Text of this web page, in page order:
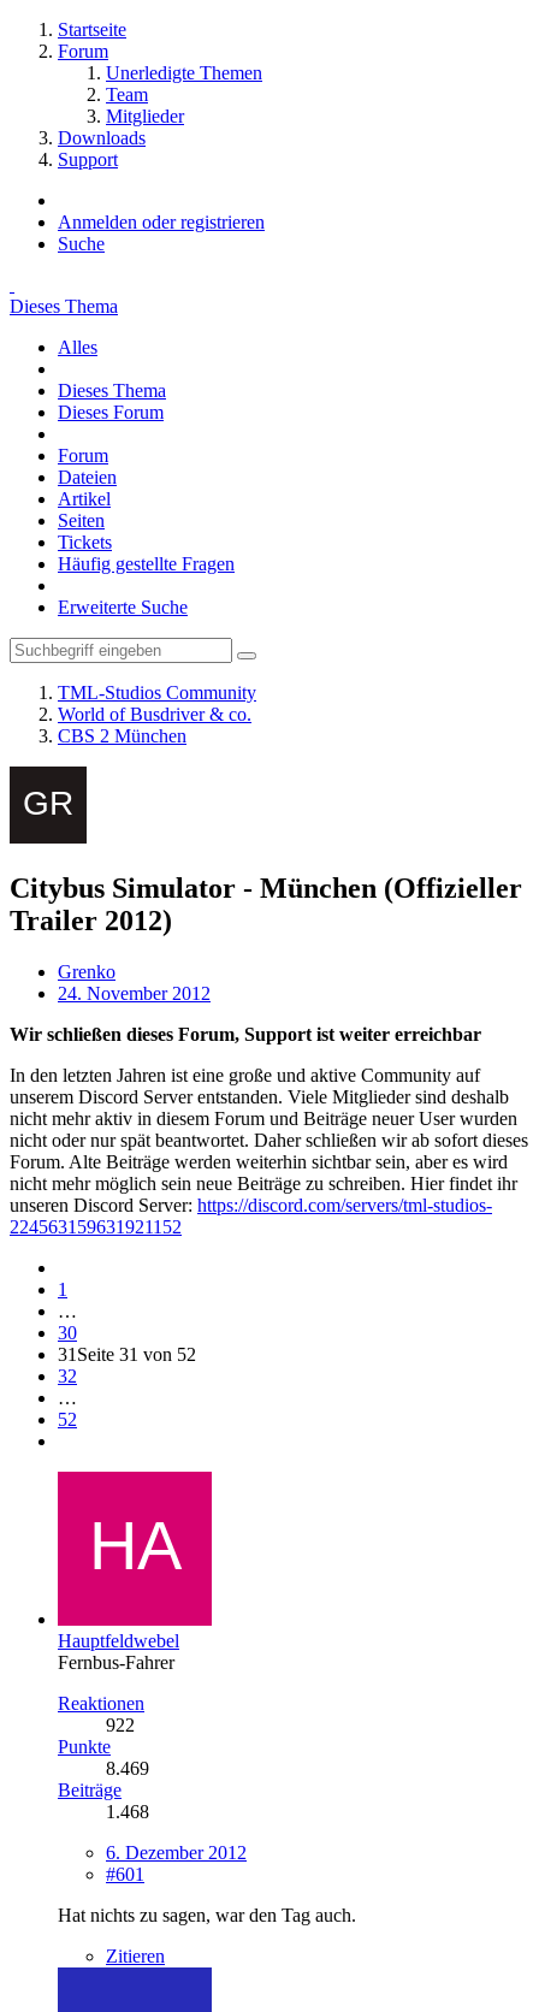
Startseite
Forum
Unerledigte Themen
Team
Mitglieder
Downloads
Support
Anmelden oder registrieren
Suche
Dieses Thema
Alles
Dieses Thema
Dieses Forum
Forum
Dateien
Artikel
Seiten
Tickets
Häufig gestellte Fragen
Erweiterte Suche
TML-Studios Community
World of Busdriver & co.
CBS 2 München
Citybus Simulator - München (Offizieller
Trailer 2012)
Grenko
24. November 2012
Wir schließen dieses Forum, Support ist weiter erreichbar
In den letzten Jahren ist eine große und aktive Community auf
unserem Discord Server entstanden. Viele Mitglieder sind deshalb
nicht mehr aktiv in diesem Forum und Beiträge neuer User wurden
nicht oder nur spät beantwortet. Daher schließen wir ab sofort dieses
Forum. Alte Beiträge werden weiterhin sichtbar sein, aber es wird
nicht mehr möglich sein neue Beiträge zu schreiben. Hier findet ihr
unseren Discord Server: https://discord.com/servers/tml-studios-
224563159631921152
1
…
30
31 Seite 31 von 52
32
…
52
Hauptfeldwebel
Fernbus-Fahrer
Reaktionen
922
Punkte
8.469
Beiträge
1.468
6. Dezember 2012
#601
Hat nichts zu sagen, war den Tag auch.
Zitieren